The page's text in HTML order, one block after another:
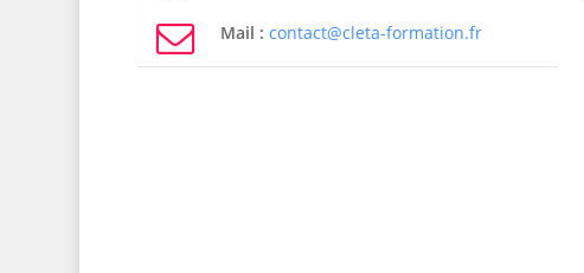
Mail : contact@cleta-formation.fr